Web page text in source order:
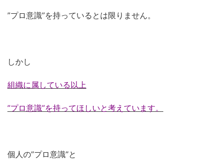
”プロ意識”を持っているとは限りません。
しかし
組織に属している以上
”プロ意識”を持ってほしいと考えています。
個人の”プロ意識”と